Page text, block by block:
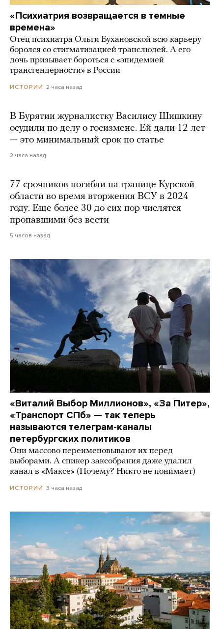
«Психиатрия возвращается в темные
времена»
Отец психиатра Ольги Бухановской всю карьеру
боролся со стигматизацией транслюдей. А его
дочь призывает бороться с «эпидемией
трансгендерности» в России
ИСТОРИИ 2 часа назад
В Бурятии журналистку Василису Шишкину
осудили по делу о госизмене. Ей дали 12 лет
— это минимальный срок по статье
2 часа назад
77 срочников погибли на границе Курской
области во время вторжения ВСУ в 2024
году. Еще более 30 до сих пор числятся
пропавшими без вести
5 часов назад
«Виталий Выбор Миллионов», «За Питер»,
«Транспорт СПб» — так теперь
называются телеграм-каналы
петербургских политиков
Они массово переименовывают их перед
выборами. А спикер заксобрания даже удалил
канал в «Максе» (Почему? Никто не понимает)
ИСТОРИИ 3 часа назад